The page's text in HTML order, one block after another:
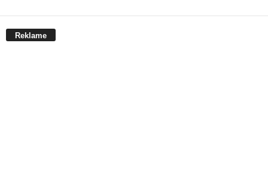
Reklame